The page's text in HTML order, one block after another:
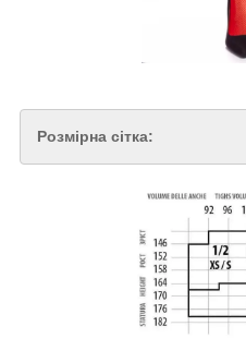
Розмірна сітка: